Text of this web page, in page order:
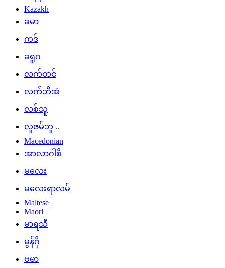
Kazakh
ခမာ
ကဒ်
ခရူဂ
လက်တင်
လက်ဘီအံ
လစ်သူ
လူဇမ်ဘူ ..
Macedonian
အာလာဂါစီ
မလေး
မလေးရာလမ်
Maltese
Maori
မာရသီ
မွန်ဂို
ဗမာ